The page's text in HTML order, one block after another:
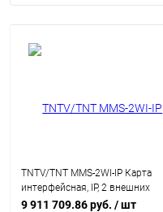
TNTV/TNT MMS-2WI-IP Карта
интерфейсная, IP, 2 внешних
входных порта: RJ45, (для
9 911 709.86 руб. / шт